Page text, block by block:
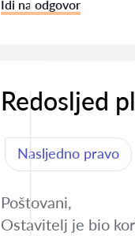
Idi na odgovor
Redosljed
Nasljedno pravo
Poštovani,
Ostavitelj je bio